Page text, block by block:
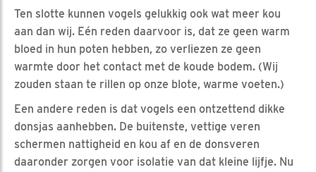
Ten slotte kunnen vogels gelukkig ook wat meer kou
aan dan wij. Eén reden daarvoor is, dat ze geen warm
bloed in hun poten hebben, zo verliezen ze geen
warmte door het contact met de koude bodem. (Wij
zouden staan te rillen op onze blote, warme voeten.)
Een andere reden is dat vogels een ontzettend dikke
donsjas aanhebben. De buitenste, vettige veren
schermen nattigheid en kou af en de donsveren
daaronder zorgen voor isolatie van dat kleine lijfje. Nu